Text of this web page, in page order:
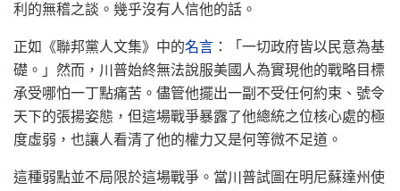
利的無稽之談。幾乎沒有人信他的話。
正如《聯邦黨人文集》中的名言 ：「一切政府皆以民意為基
礎。」然而，川普始終無法說服美國人為實現他的戰略目標
承受哪怕一丁點痛苦。儘管他擺出一副不受任何約束、號令
天下的張揚姿態，但這場戰爭暴露了他總統之位核心處的極
度虛弱，也讓人看清了他的權力又是何等微不足道。
這種弱點並不局限於這場戰爭。當川普試圖在明尼蘇達州使